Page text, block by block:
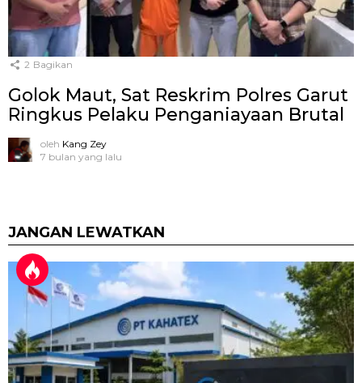
2 Bagikan
Golok Maut, Sat Reskrim Polres Garut
Ringkus Pelaku Penganiayaan Brutal
oleh Kang Zey
7 bulan yang lalu
JANGAN LEWATKAN